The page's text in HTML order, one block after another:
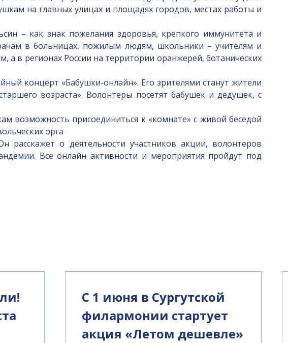
на главных улицах и площадях городов, местах работы и
– как знак пожелания здоровья, крепкого иммунитета и
в больницах, пожилым людям, школьники – учителям и
а в регионах России на территории оранжерей, ботанических
концерт «Бабушки-онлайн». Его зрителями станут жители
возраста». Волонтеры посетят бабушек и дедушек, с
возможность присоединиться к «комнате» с живой беседой
орга
о деятельности участников акции, волонтеров
Все онлайн активности и мероприятия пройдут под
С 1 июня в Сургутской
филармонии стартует
акция «Летом дешевле»